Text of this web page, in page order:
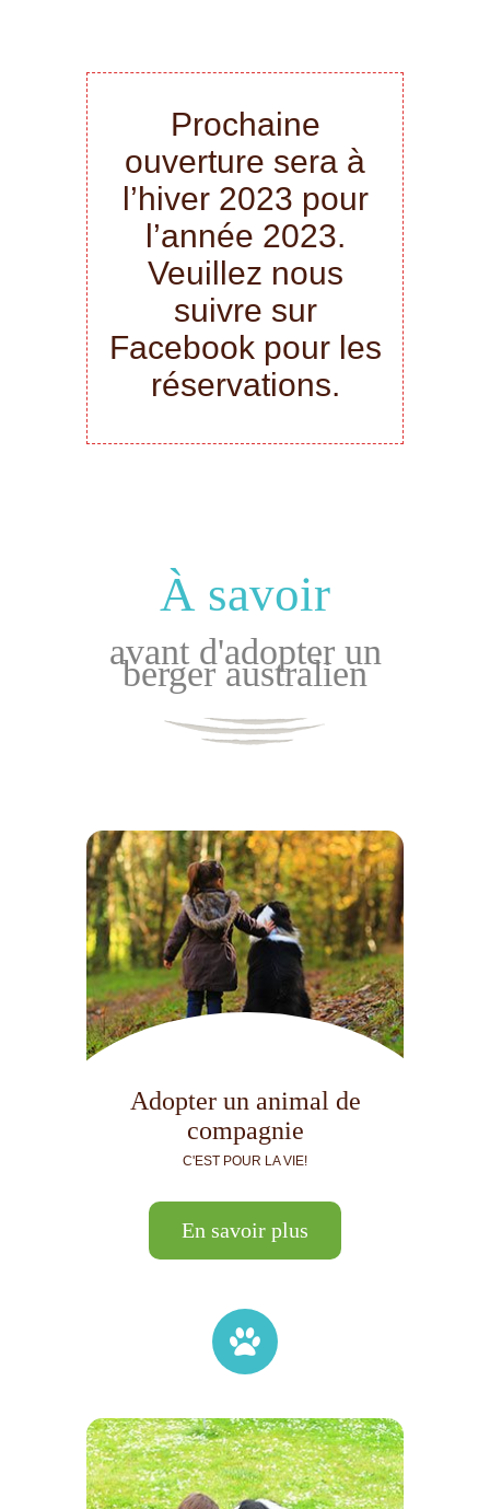
Prochaine
ouverture sera à
l’hiver 2023 pour
l’année 2023.
Veuillez nous
suivre sur
Facebook pour les
réservations.
À savoir
avant d'adopter un
berger australien
Adopter un animal de
compagnie
C'EST POUR LA VIE!
En savoir plus